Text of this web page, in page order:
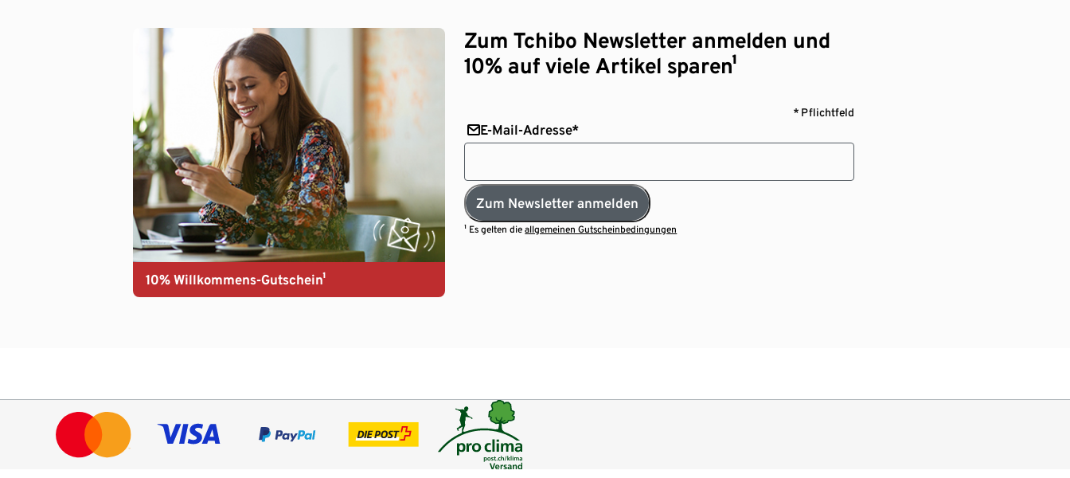
10% Willkommens-Gutschein¹
Zum Tchibo Newsletter anmelden und
10% auf viele Artikel sparen¹
* Pflichtfeld
E-Mail-Adresse*
Zum Newsletter anmelden
¹ Es gelten dieallgemeinen Gutscheinbedingungen